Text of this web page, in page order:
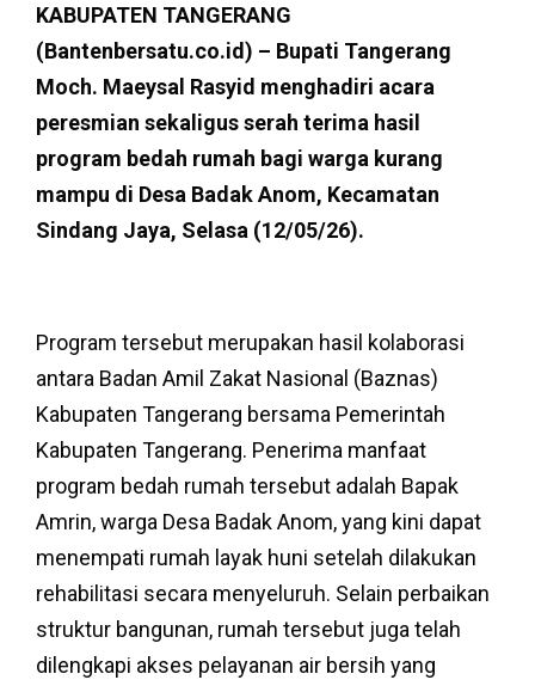
KABUPATEN TANGERANG
(Bantenbersatu.co.id) – Bupati Tangerang
Moch. Maeysal Rasyid menghadiri acara
peresmian sekaligus serah terima hasil
program bedah rumah bagi warga kurang
mampu di Desa Badak Anom, Kecamatan
Sindang Jaya, Selasa (12/05/26).
Program tersebut merupakan hasil kolaborasi
antara Badan Amil Zakat Nasional (Baznas)
Kabupaten Tangerang bersama Pemerintah
Kabupaten Tangerang. Penerima manfaat
program bedah rumah tersebut adalah Bapak
Amrin, warga Desa Badak Anom, yang kini dapat
menempati rumah layak huni setelah dilakukan
rehabilitasi secara menyeluruh. Selain perbaikan
struktur bangunan, rumah tersebut juga telah
dilengkapi akses pelayanan air bersih yang